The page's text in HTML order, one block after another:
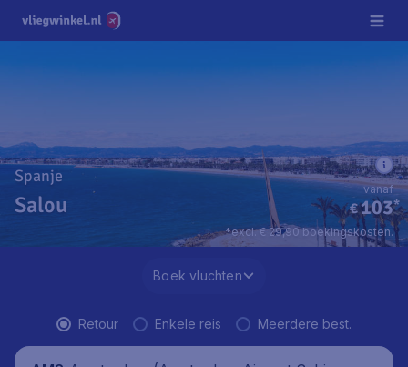
Spanje
Salou €103*
vanaf
*excl. € 29,90 boekingskosten.
Boek vluchten
Retour Enkele reis Meerdere best.